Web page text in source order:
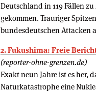
Deutschland in 119 Fällen
gekommen. Trauriger
bundesdeutschen Attacken
2. Fukushima: Freie
(reporter-ohne-grenzen.de)
Exakt neun Jahre ist es her,
Naturkatastrophe eine